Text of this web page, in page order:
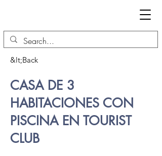
&lt;Back
CASA DE 3
HABITACIONES CON
PISCINA EN TOURIST
CLUB